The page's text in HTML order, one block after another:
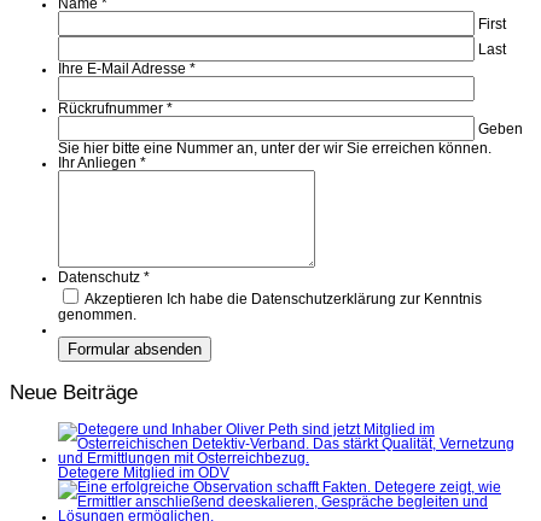
Name *
First
Last
Ihre E-Mail Adresse *
Rückrufnummer *
Geben
Sie hier bitte eine Nummer an, unter der wir Sie erreichen können.
Ihr Anliegen *
Datenschutz *
Akzeptieren Ich habe die Datenschutzerklärung zur Kenntnis
genommen.
Neue Beiträge
Detegere Mitglied im ÖDV